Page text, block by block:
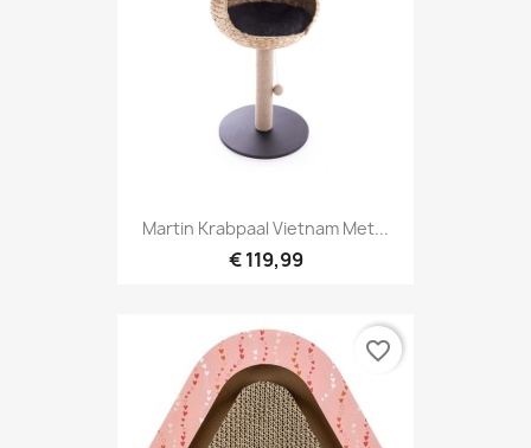
Martin Krabpaal Vietnam Met...
€ 119,99
favorite_border